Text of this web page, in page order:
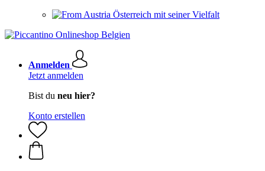
Österreich mit seiner Vielfalt
Anmelden
Jetzt anmelden
Bist du neu hier?
Konto erstellen